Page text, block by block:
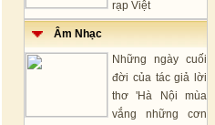
rạp Việt
Âm Nhạc
Những ngày cuối
đời của tác giả lời
thơ 'Hà Nội mùa
vắng những cơn